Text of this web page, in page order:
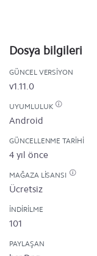
Dosya bilgileri
GÜNCEL VERSIYON
v1.11.0
UYUMLULUK
Android
GÜNCELLENME TARIHI
4 yıl önce
MAĞAZA LISANSI
Ücretsiz
İNDIRILME
101
PAYLAŞAN